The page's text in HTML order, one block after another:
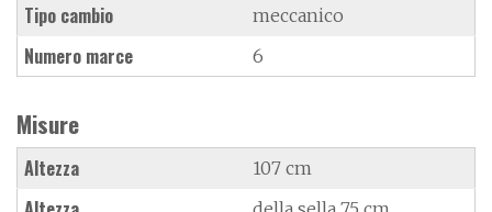
Tipo cambio meccanico
Numero marce 6
Misure
Altezza 107 cm